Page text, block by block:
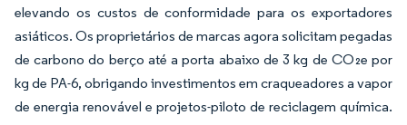
elevando os custos de conformidade para os exportadores
asiáticos. Os proprietários de marcas agora solicitam pegadas
de carbono do berço até a porta abaixo de 3 kg de CO₂e por
kg de PA-6, obrigando investimentos em craqueadores a vapor
de energia renovável e projetos-piloto de reciclagem química.